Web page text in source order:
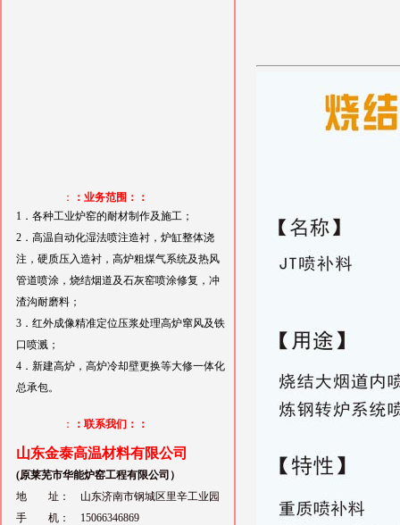
：
：业务范围：：
1．各种工业炉窑的耐材制作及施工；
2．高温自动化湿法喷注造衬，炉缸整体浇
注，硬质压入造衬，高炉粗煤气系统及热风
管道喷涂，烧结烟道及石灰窑喷涂修复，冲
渣沟耐磨料；
3．红外成像精准定位压浆处理高炉窜风及铁
口喷溅；
4．新建高炉，高炉冷却壁更换等大修一体化
总承包。
： ：联系我们：：
山东金泰高温材料有限公司
(原莱芜市华能炉窑工程有限公司）
地 址： 山东济南市钢城区里辛工业园
手 机： 15066346869